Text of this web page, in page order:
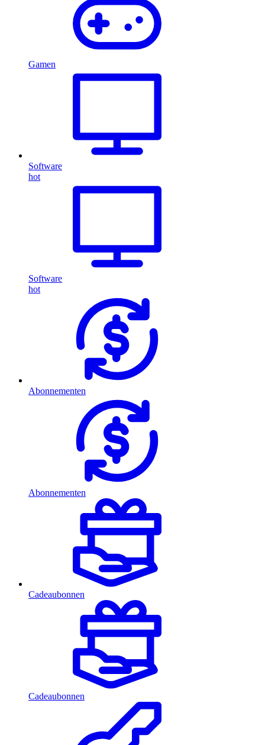
Gamen
Software
hot
Software
hot
Abonnementen
Abonnementen
Cadeaubonnen
Cadeaubonnen